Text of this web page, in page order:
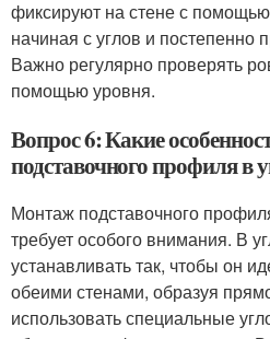
фиксируют на стене с
начиная с углов и постепенно
Важно регулярно проверять
помощью уровня.
Вопрос 6: Какие
подставочного профиля в
Монтаж подставочного
требует особого внимания. В
устанавливать так, чтобы он
обеими стенами, образуя
использовать специальные